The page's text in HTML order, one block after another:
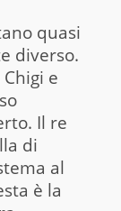
quasi
diverso.
e
Il re
di
al
è la